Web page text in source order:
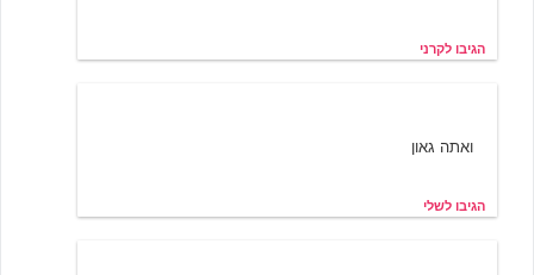
הגיבו לקרני
ואתה גאון
הגיבו לשלי